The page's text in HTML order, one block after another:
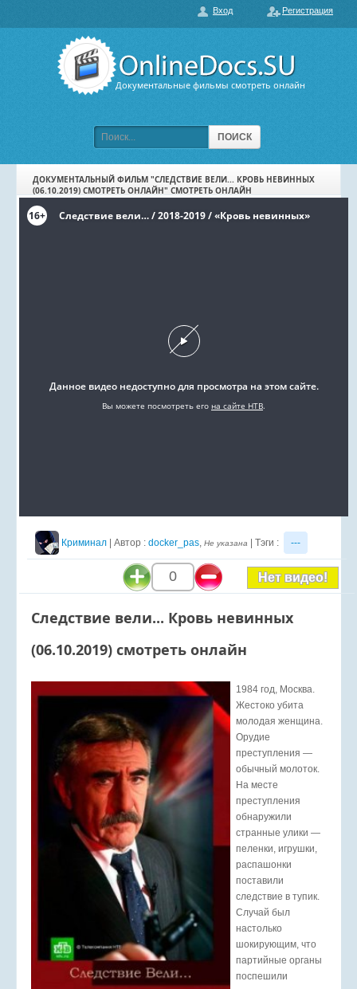
Документальные фильмы смотреть онлайн
ПОИСК
О нас
Вход Регистрация
ПОПУЛЯРНЫЕ
ПОДБОРКИ ФИЛЬМОВ
КАРТА САЙТА
ДОКУМЕНТАЛЬНЫЙ ФИЛЬМ "СЛЕДСТВИЕ ВЕЛИ... КРОВЬ НЕВИННЫХ
(06.10.2019) СМОТРЕТЬ ОНЛАЙН" СМОТРЕТЬ ОНЛАЙН
Криминал | Автор : docker_pas, Не указана | Тэги : ---
0 Нет видео!
Следствие вели... Кровь невинных
(06.10.2019) смотреть онлайн
1984 год, Москва.
Жестоко убита
молодая женщина.
Орудие
преступления —
обычный молоток.
На месте
преступления
обнаружили
странные улики —
пеленки, игрушки,
распашонки
поставили
следствие в тупик.
Случай был
настолько
шокирующим, что
партийные органы
поспешили